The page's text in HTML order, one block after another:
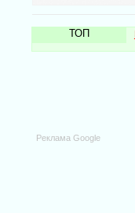
ТОП
Реклама Google